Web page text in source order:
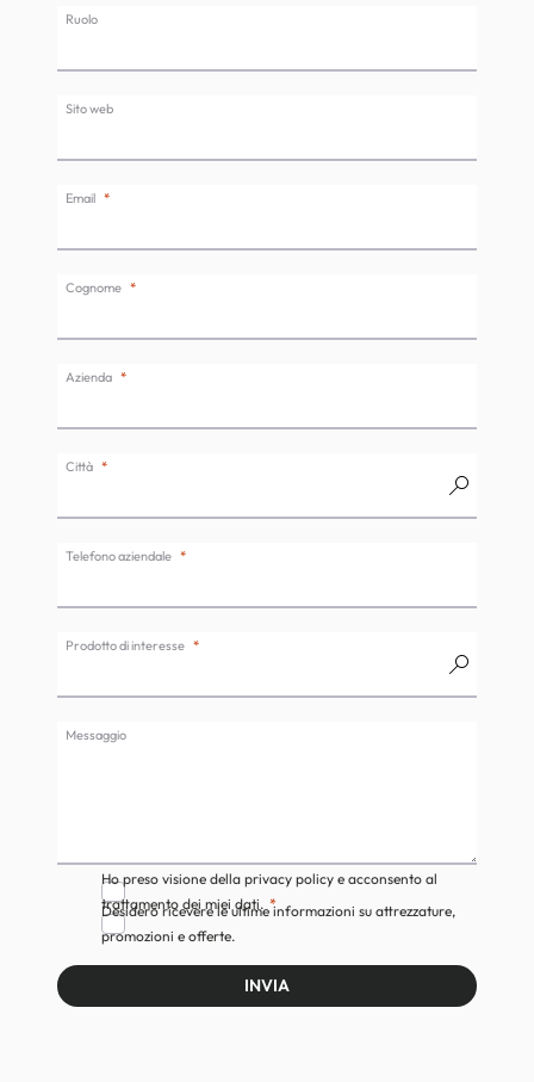
Ruolo
Sito web
Email
Cognome
Azienda
Città
Telefono aziendale
Prodotto di interesse
Messaggio
Ho preso visione della privacy policy e acconsento al
trattamento dei miei dati.
Desidero ricevere le ultime informazioni su attrezzature,
promozioni e offerte.
INVIA